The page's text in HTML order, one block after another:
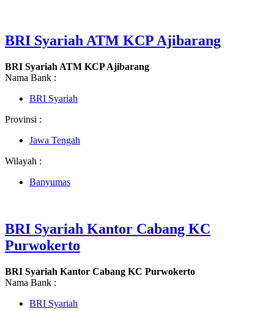
BRI Syariah ATM KCP Ajibarang
BRI Syariah ATM KCP Ajibarang
Nama Bank :
BRI Syariah
Provinsi :
Jawa Tengah
Wilayah :
Banyumas
BRI Syariah Kantor Cabang KC
Purwokerto
BRI Syariah Kantor Cabang KC Purwokerto
Nama Bank :
BRI Syariah